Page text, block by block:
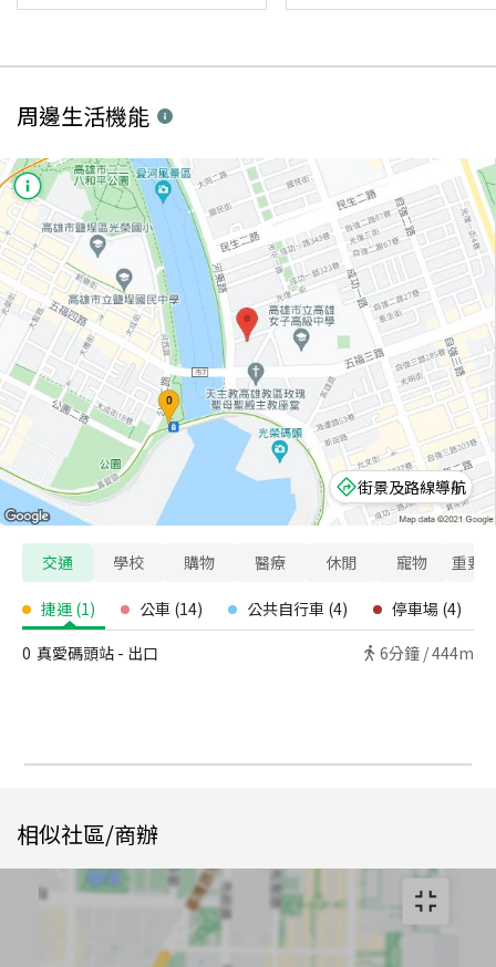
周邊生活機能
街景及路線導航
交通 學校 購物 醫療 休閒 寵物 重要
捷運 (1) 公車 (14) 公共自行車 (4) 停車場 (4)
0 真愛碼頭站 - 出口 6分鐘 /444m
相似社區/商辦